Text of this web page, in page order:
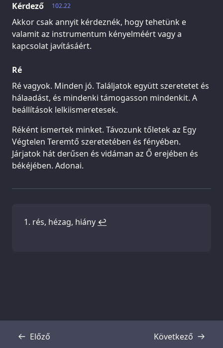
102.22
Kérdező
Akkor csak annyit kérdeznék, hogy tehetünk e
valamit az instrumentum kényelméért vagy a
kapcsolat javításáért.
Ré
Ré vagyok. Minden jó. Találjatok együtt szeretetet és
hálaadást, és mindenki támogasson mindenkit. A
beállítások lelkiismeretesek.
Réként ismertek minket. Távozunk tőletek az Egy
Végtelen Teremtő szeretetében és fényében.
Járjatok hát derűsen és vidáman az Ő erejében és
békéjében. Adonai.
rés, hézag, hiány ↩
Előző
Átirat Következő
Átirat